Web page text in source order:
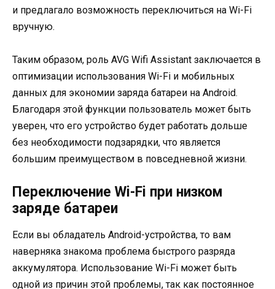
и предлагало возможность переключиться на Wi-Fi
вручную.
Таким образом, роль AVG Wifi Assistant заключается в
оптимизации использования Wi-Fi и мобильных
данных для экономии заряда батареи на Android.
Благодаря этой функции пользователь может быть
уверен, что его устройство будет работать дольше
без необходимости подзарядки, что является
большим преимуществом в повседневной жизни.
Переключение Wi-Fi при низком
заряде батареи
Если вы обладатель Android-устройства, то вам
наверняка знакома проблема быстрого разряда
аккумулятора. Использование Wi-Fi может быть
одной из причин этой проблемы, так как постоянное